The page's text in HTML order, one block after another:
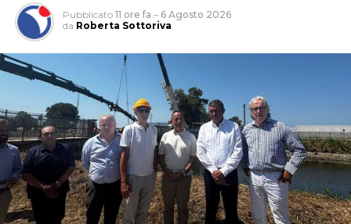
Pubblicato 11 ore fa – 6 Agosto 2026
da Roberta Sottoriva